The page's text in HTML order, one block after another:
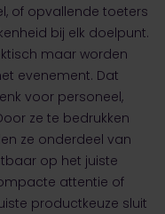
of opvallende toeters
bij elk doelpunt.
maar worden
evenement. Dat
voor personeel,
ze te bedrukken
ze onderdeel van
op het juiste
attentie of
productkeuze sluit